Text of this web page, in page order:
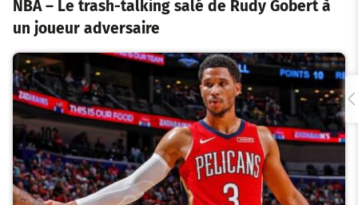
NBA – Le trash-talking salé de Rudy Gobert à
un joueur adversaire